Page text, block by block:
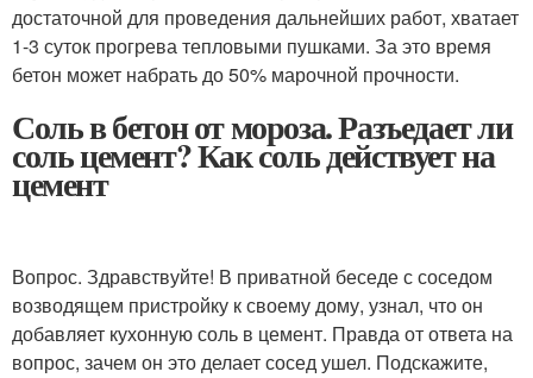
достаточной для проведения дальнейших работ, хватает
1-3 суток прогрева тепловыми пушками. За это время
бетон может набрать до 50% марочной прочности.
Соль в бетон от мороза. Разъедает ли
соль цемент? Как соль действует на
цемент
Вопрос. Здравствуйте! В приватной беседе с соседом
возводящем пристройку к своему дому, узнал, что он
добавляет кухонную соль в цемент. Правда от ответа на
вопрос, зачем он это делает сосед ушел. Подскажите,